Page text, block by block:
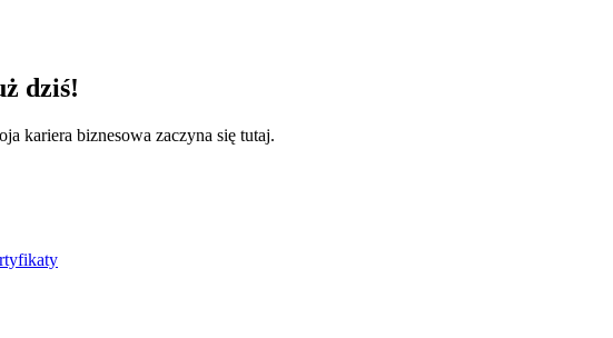
dziś!
kariera biznesowa zaczyna się tutaj.